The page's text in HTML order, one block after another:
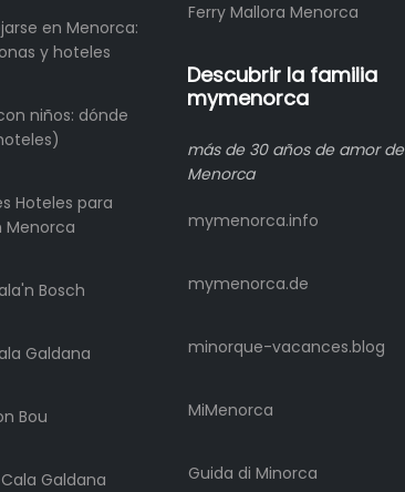
en Menorca:
y hoteles
niños: dónde
Hoteles para
Menorca
Bosch
Galdana
Bou
Galdana
Ferry Mallora Menorca
Descubrir la familia
mymenorca
más de 30 años de amor de
Menorca
mymenorca.info
mymenorca.de
minorque-vacances.blog
MiMenorca
Guida di Minorca